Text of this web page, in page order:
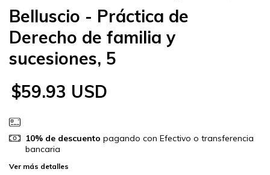
Belluscio - Práctica de
Derecho de familia y
sucesiones, 5
$59.93 USD
10% de descuento pagando con Efectivo o transferencia
bancaria
Ver más detalles